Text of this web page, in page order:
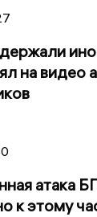
на видео
атака
к этому